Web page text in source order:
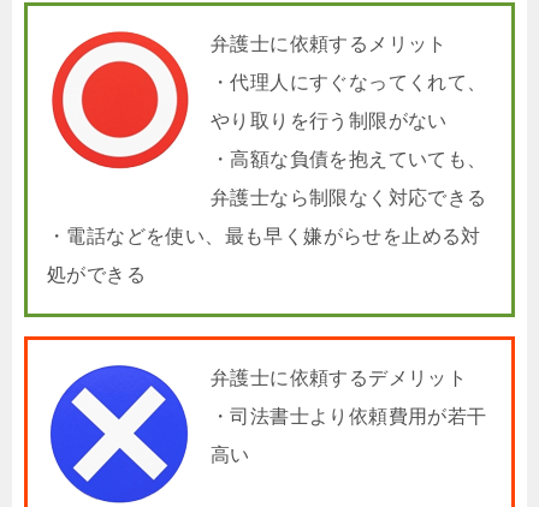
弁護士に依頼するメリット
・代理人にすぐなってくれて、
やり取りを行う制限がない
・高額な負債を抱えていても、
弁護士なら制限なく対応できる
・電話などを使い、最も早く嫌がらせを止める対
処ができる
弁護士に依頼するデメリット
・司法書士より依頼費用が若干
高い